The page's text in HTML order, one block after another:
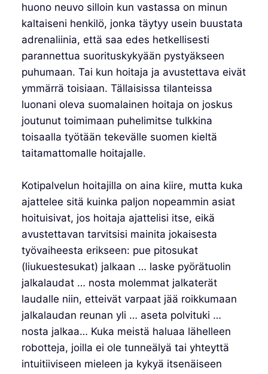
huono neuvo silloin kun vastassa on minun
kaltaiseni henkilö, jonka täytyy usein buustata
adrenaliinia, että saa edes hetkellisesti
parannettua suorituskykyään pystyäkseen
puhumaan. Tai kun hoitaja ja avustettava eivät
ymmärrä toisiaan. Tällaisissa tilanteissa
luonani oleva suomalainen hoitaja on joskus
joutunut toimimaan puhelimitse tulkkina
toisaalla työtään tekevälle suomen kieltä
taitamattomalle hoitajalle.
Kotipalvelun hoitajilla on aina kiire, mutta kuka
ajattelee sitä kuinka paljon nopeammin asiat
hoituisivat, jos hoitaja ajattelisi itse, eikä
avustettavan tarvitsisi mainita jokaisesta
työvaiheesta erikseen: pue pitosukat
(liukuestesukat) jalkaan … laske pyörätuolin
jalkalaudat … nosta molemmat jalkaterät
laudalle niin, etteivät varpaat jää roikkumaan
jalkalaudan reunan yli … aseta polvituki …
nosta jalkaa… Kuka meistä haluaa lähelleen
robotteja, joilla ei ole tunneälyä tai yhteyttä
intuitiiviseen mieleen ja kykyä itsenäiseen